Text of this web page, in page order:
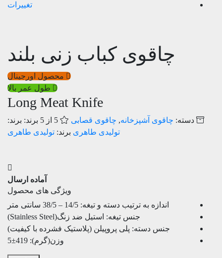
تغییرات
چاقوی کباب زنی بلند
محصول اورجینال
طول عمر بالا
Long Meat Knife
دسته: چاقوی آشپزخانه, چاقوی قصابی 5 از 5
برند:
تولیدی طاهری برند: تولیدی طاهری
آماده ارسال
ویژگی های محصول
اندازه به ترتیب دسته و تیغه:
جنس تیغه: استیل ضد زنگ(Stainless Steel)
جنس دسته: پلی پروپیلن (پلاستیک فشرده با کیفیت)
وزن(گرم):